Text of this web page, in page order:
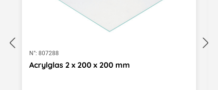
N°: 807288
Acrylglas 2 x 200 x 200 mm